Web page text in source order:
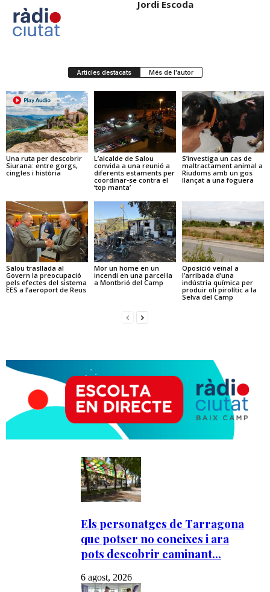
Jordi Escoda
Articles destacats Més de l'autor
Una ruta per descobrir
Siurana: entre gorgs,
cingles i història
L’alcalde de Salou
convida a una reunió a
diferents estaments per
coordinar-se contra el
‘top manta’
S’investiga un cas de
maltractament animal a
Riudoms amb un gos
llançat a una foguera
Salou trasllada al
Govern la preocupació
pels efectes del sistema
EES a l’aeroport de Reus
Mor un home en un
incendi en una parcel·la
a Montbrió del Camp
Oposició veïnal a
l’arribada d’una
indústria química per
produir oli pirolític a la
Selva del Camp